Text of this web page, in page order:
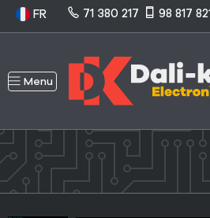
FR 71 380 217 98 817
Menu